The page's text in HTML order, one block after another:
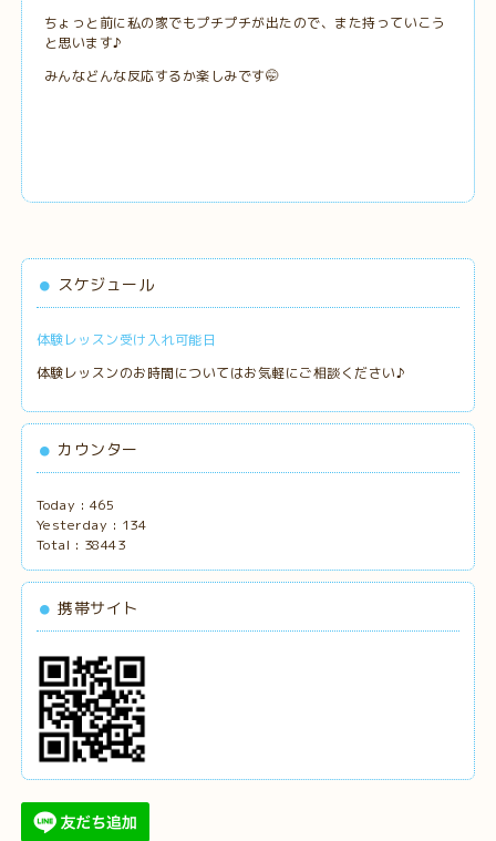
ちょっと前に私の家でもプチプチが出たので、また持っていこう
と思います♪
みんなどんな反応するか楽しみです🤭
スケジュール
体験レッスン受け入れ可能日
体験レッスンのお時間についてはお気軽にご相談ください♪
カウンター
Today : 465
Yesterday : 134
Total : 38443
携帯サイト